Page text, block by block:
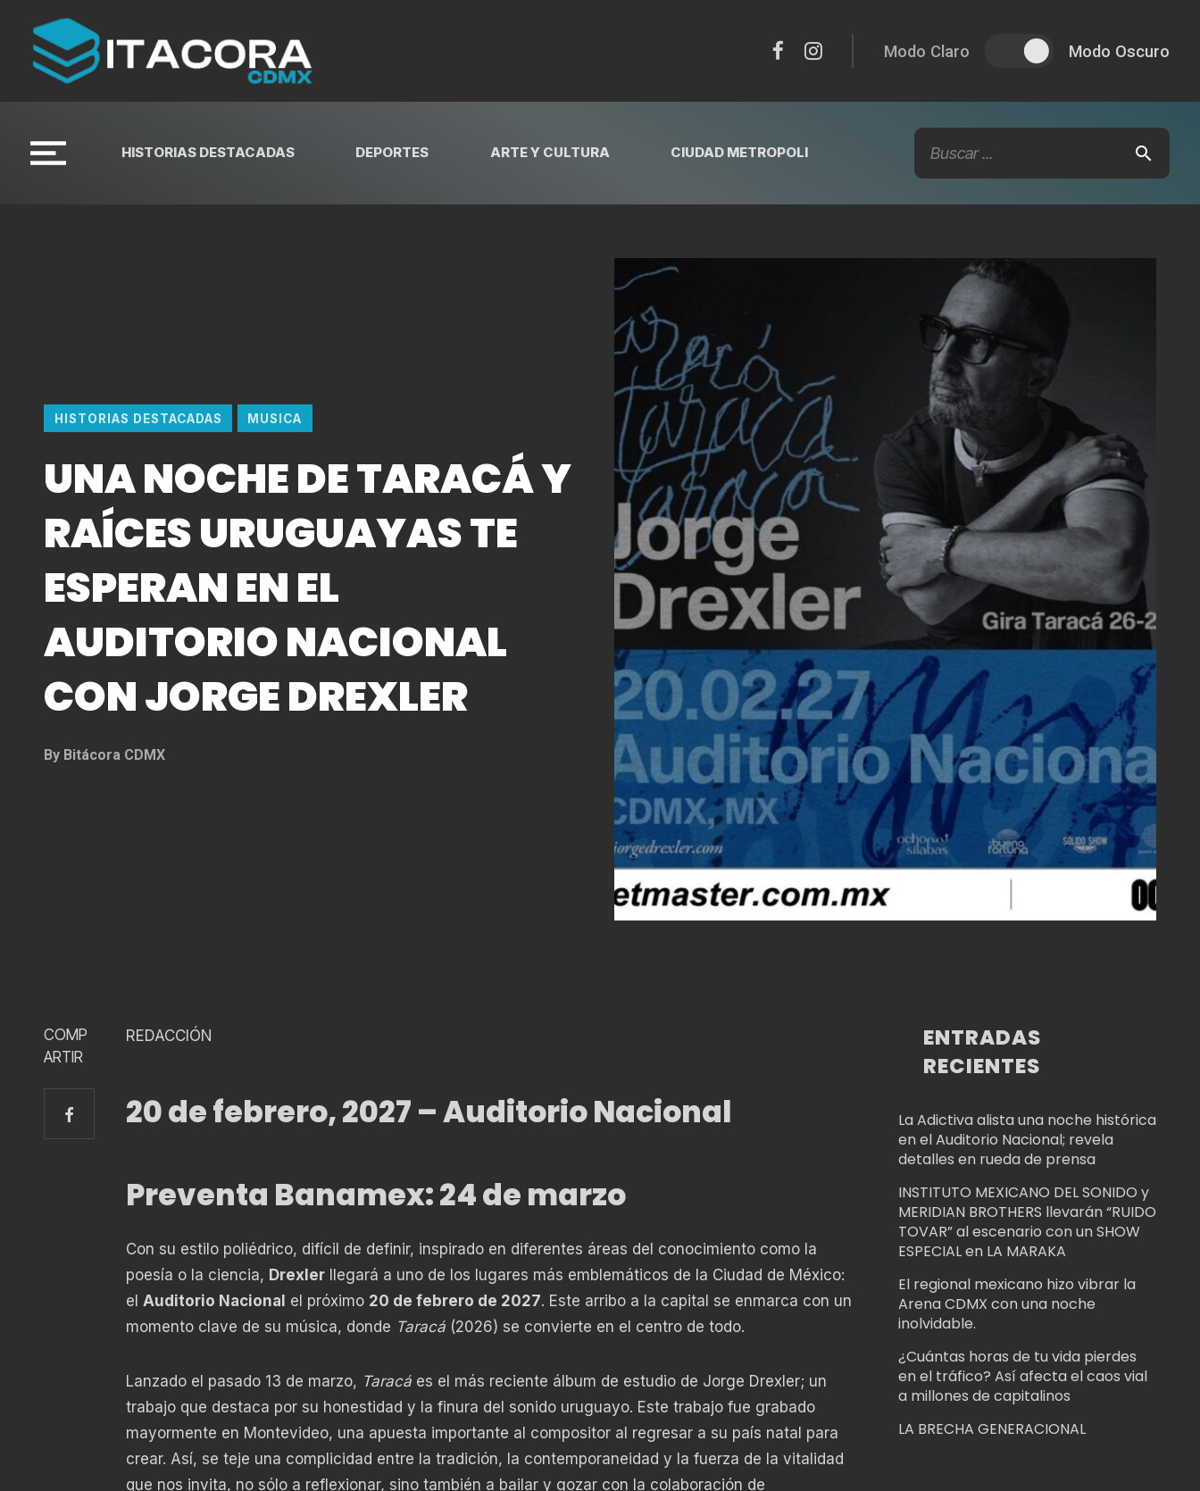
Modo Claro Modo Oscuro
HISTORIAS DESTACADAS DEPORTES ARTE Y CULTURA CIUDAD METROPOLI
HISTORIAS DESTACADAS MUSICA
UNA NOCHE DE TARACÁ Y
RAÍCES URUGUAYAS TE
ESPERAN EN EL
AUDITORIO NACIONAL
CON JORGE DREXLER
By Bitácora CDMX
COMP
ARTIR
REDACCIÓN
20 de febrero, 2027 – Auditorio Nacional
Preventa Banamex: 24 de marzo
Con su estilo poliédrico, difícil de definir, inspirado en diferentes áreas del conocimiento como la
poesía o la ciencia, Drexlerllegará a uno de los lugares más emblemáticos de la Ciudad de México:
el Auditorio Nacional el próximo 20 de febrero de 2027. Este arribo a la capital se enmarca con un
momento clave de su música, donde Taracá(2026) se convierte en el centro de todo.
Lanzado el pasado 13 de marzo, Taracáes el más reciente álbum de estudio de Jorge Drexler; un
trabajo que destaca por su honestidad y la finura del sonido uruguayo. Este trabajo fue grabado
mayormente en Montevideo, una apuesta importante al compositor al regresar a su país natal para
crear. Así, se teje una complicidad entre la tradición, la contemporaneidad y la fuerza de la vitalidad
que nos invita, no sólo a reflexionar, sino también a bailar y gozar con la colaboración de
ENTRADAS
RECIENTES
La Adictiva alista una noche histórica
en el Auditorio Nacional; revela
detalles en rueda de prensa
INSTITUTO MEXICANO DEL SONIDO y
MERIDIAN BROTHERS llevarán “RUIDO
TOVAR” al escenario con un SHOW
ESPECIAL en LA MARAKA
El regional mexicano hizo vibrar la
Arena CDMX con una noche
inolvidable.
¿Cuántas horas de tu vida pierdes
en el tráfico? Así afecta el caos vial
a millones de capitalinos
LA BRECHA GENERACIONAL